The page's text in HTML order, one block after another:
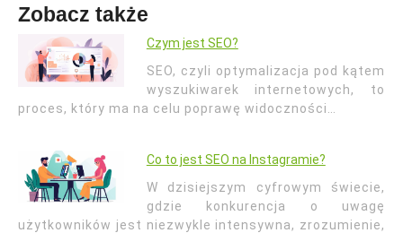
Zobacz także
Czym jest SEO?
SEO, czyli optymalizacja pod kątem
wyszukiwarek internetowych, to
proces, który ma na celu poprawę widoczności…
Co to jest SEO na Instagramie?
W dzisiejszym cyfrowym świecie,
gdzie konkurencja o uwagę
użytkowników jest niezwykle intensywna, zrozumienie,